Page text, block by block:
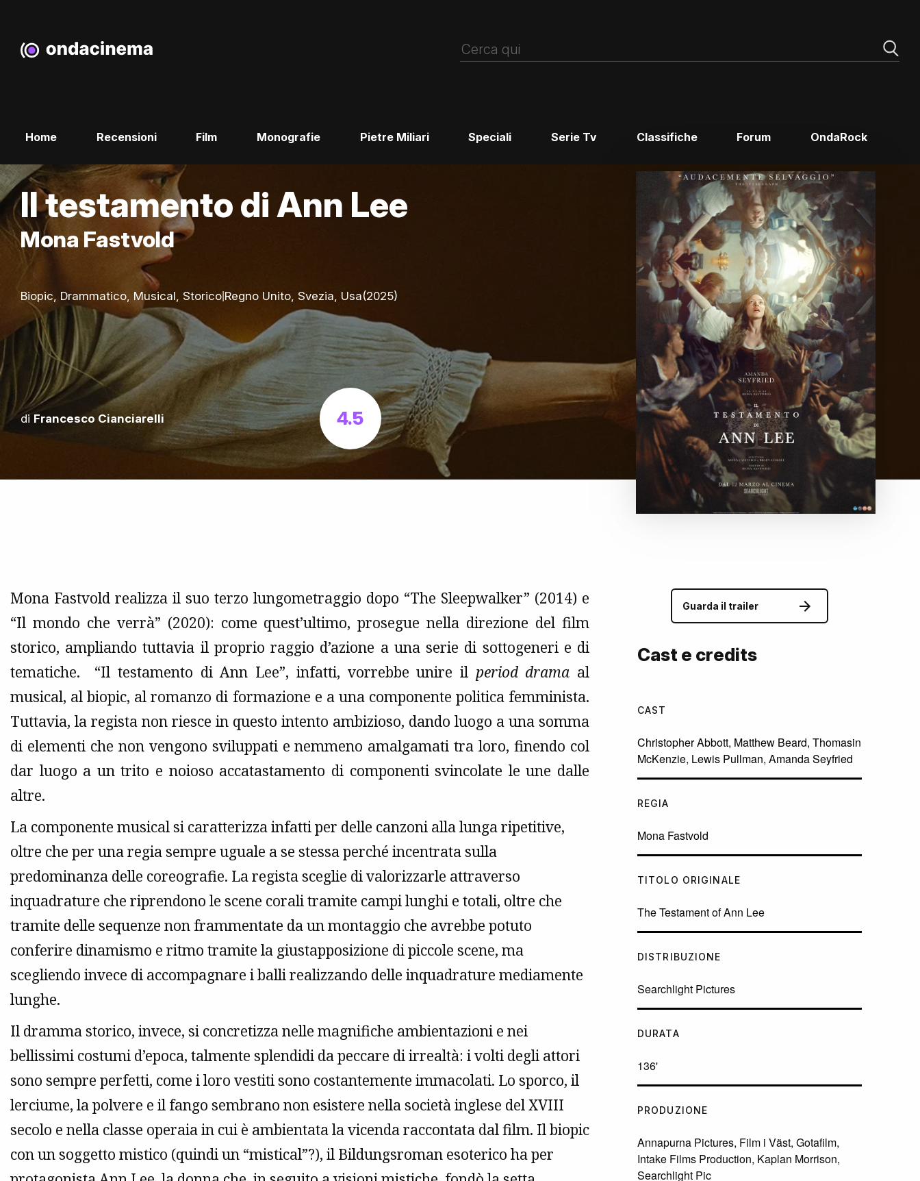
Home Recensioni Film Monografie Pietre Miliari Speciali Serie Tv Classifiche Forum OndaRock
Il testamento di Ann Lee
Mona Fastvold
Biopic, Drammatico, Musical, Storico|Regno Unito, Svezia, Usa(2025)
di Francesco Cianciarelli 4.5
Mona Fastvold realizza il suo terzo lungometraggio dopo “The Sleepwalker” (2014) e
“Il mondo che verrà” (2020): come quest’ultimo, prosegue nella direzione del film
storico, ampliando tuttavia il proprio raggio d’azione a una serie di sottogeneri e di
tematiche. “Il testamento di Ann Lee”, infatti, vorrebbe unire il period drama al
musical, al biopic, al romanzo di formazione e a una componente politica femminista.
Tuttavia, la regista non riesce in questo intento ambizioso, dando luogo a una somma
di elementi che non vengono sviluppati e nemmeno amalgamati tra loro, finendo col
dar luogo a un trito e noioso accatastamento di componenti svincolate le une dalle
altre.
La componente musical si caratterizza infatti per delle canzoni alla lunga ripetitive,
oltre che per una regia sempre uguale a se stessa perché incentrata sulla
predominanza delle coreografie. La regista sceglie di valorizzarle attraverso
inquadrature che riprendono le scene corali tramite campi lunghi e totali, oltre che
tramite delle sequenze non frammentate da un montaggio che avrebbe potuto
conferire dinamismo e ritmo tramite la giustapposizione di piccole scene, ma
scegliendo invece di accompagnare i balli realizzando delle inquadrature mediamente
lunghe.
Il dramma storico, invece, si concretizza nelle magnifiche ambientazioni e nei
bellissimi costumi d’epoca, talmente splendidi da peccare di irrealtà: i volti degli attori
sono sempre perfetti, come i loro vestiti sono costantemente immacolati. Lo sporco, il
lerciume, la polvere e il fango sembrano non esistere nella società inglese del XVIII
secolo e nella classe operaia in cui è ambientata la vicenda raccontata dal film. Il biopic
con un soggetto mistico (quindi un “mistical”?), il Bildungsroman esoterico ha per
Guarda il trailer
Cast e credits
CAST
Christopher Abbott, Matthew Beard, Thomasin
McKenzie, Lewis Pullman, Amanda Seyfried
REGIA
Mona Fastvold
TITOLO ORIGINALE
The Testament of Ann Lee
DISTRIBUZIONE
Searchlight Pictures
DURATA
136'
PRODUZIONE
Annapurna Pictures, Film i Väst, Gotafilm,
Intake Films Production, Kaplan Morrison,
Searchlight Pic